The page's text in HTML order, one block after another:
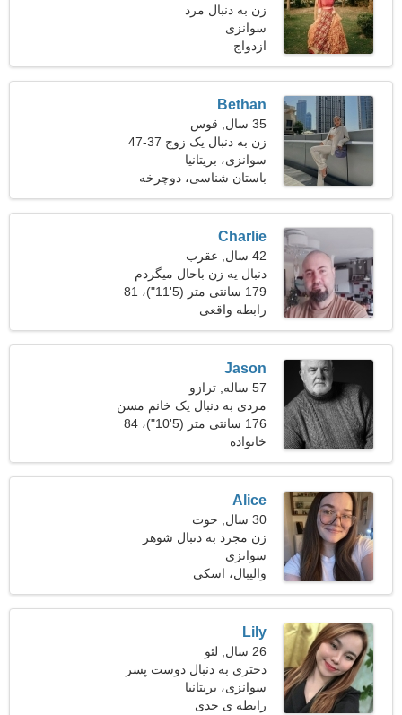
زن به دنبال مرد
سوانزی
ازدواج
Bethan
35 سال, قوس
زن به دنبال یک زوج 37-47
سوانزی، بریتانیا
باستان شناسی، دوچرخه
Charlie
42 سال, عقرب
دنبال یه زن باحال میگردم
179 سانتی متر (5'11")، 81
کیلوگرم (178 پوند)
رابطه واقعی
Jason
57 ساله, ترازو
مردی به دنبال یک خانم مسن
47-53
176 سانتی متر (5'10")، 84
کیلوگرم (185 پوند)
خانواده
Alice
30 سال, حوت
زن مجرد به دنبال شوهر
سوانزی
والیبال، اسکی
Lily
26 سال, لئو
دختری به دنبال دوست پسر
29-33
سوانزی، بریتانیا
رابطه ی جدی